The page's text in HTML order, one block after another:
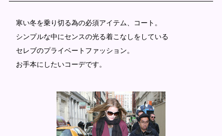
寒い冬を乗り切る為の必須アイテム、コート。
シンプルな中にセンスの光る着こなしをしている
セレブのプライベートファッション。
お手本にしたいコーデです。